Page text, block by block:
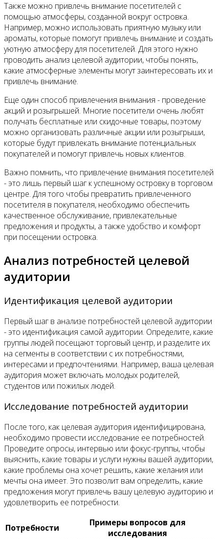
Также можно привлечь внимание посетителей с
помощью атмосферы, созданной вокруг островка.
Например, можно использовать приятную музыку или
ароматы, которые помогут привлечь внимание и создать
уютную атмосферу для посетителей. Для этого нужно
проводить анализ целевой аудитории, чтобы понять,
какие атмосферные элементы могут заинтересовать их и
привлечь внимание.
Еще один способ привлечения внимания - проведение
акций и розыгрышей. Многие посетители очень любят
получать бесплатные или скидочные товары, поэтому
можно организовать различные акции или розыгрыши,
которые будут привлекать внимание потенциальных
покупателей и помогут привлечь новых клиентов.
Важно помнить, что привлечение внимания посетителей
- это лишь первый шаг к успешному островку в торговом
центре. Для того чтобы превратить привлеченного
посетителя в покупателя, необходимо обеспечить
качественное обслуживание, привлекательные
предложения и продукты, а также удобство и комфорт
при посещении островка.
Анализ потребностей целевой
аудитории
Идентификация целевой аудитории
Первый шаг в анализе потребностей целевой аудитории
- это идентификация самой аудитории. Определите, какие
группы людей посещают торговый центр, и разделите их
на сегменты в соответствии с их потребностями,
интересами и предпочтениями. Например, ваша целевая
аудитория может включать молодых родителей,
студентов или пожилых людей.
Исследование потребностей аудитории
После того, как целевая аудитория идентифицирована,
необходимо провести исследование ее потребностей.
Проведите опросы, интервью или фокус-группы, чтобы
выяснить, какие товары и услуги нужны вашей аудитории,
какие проблемы она хочет решить, какие желания или
мечты она имеет. Это позволит вам определить, какие
предложения могут привлечь вашу целевую аудиторию и
удовлетворить ее потребности.
Потребности
Примеры вопросов для
исследования